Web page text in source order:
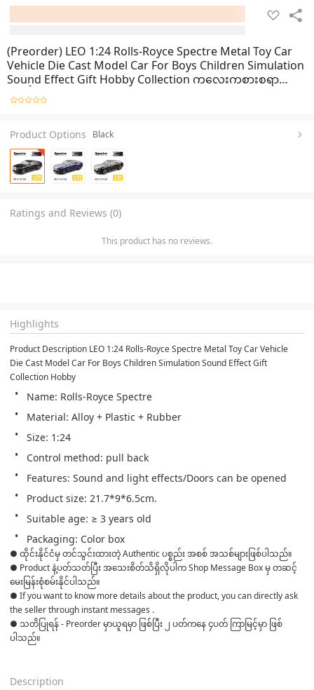
(Preorder) LEO 1:24 Rolls-Royce Spectre Metal Toy Car
Vehicle Die Cast Model Car For Boys Children Simulation
Sound Effect Gift Hobby Collection ကလေးကစားစရာ
အရုပ်
Product Options Black
Ratings and Reviews (0)
This product has no reviews.
Highlights
Product Description LEO 1:24 Rolls-Royce Spectre Metal Toy Car Vehicle
Die Cast Model Car For Boys Children Simulation Sound Effect Gift
Collection Hobby
Name: Rolls-Royce Spectre
Material: Alloy + Plastic + Rubber
Size: 1:24
Control method: pull back
Features: Sound and light effects/Doors can be opened
Product size: 21.7*9*6.5cm.
Suitable age: ≥ 3 years old
Packaging: Color box
● ထိုင်းနိုင်ငံမှ တင်သွင်းထားတဲ့ Authentic ပစ္စည်း အစစ် အသစ်များဖြစ်ပါသည်။
● Product နဲ့ပတ်သတ်ပြီး အသေးစိတ်သိရှိလိုပါက Shop Message Box မှ တဆင့်
မေးမြန်းစုံစမ်းနိုင်ပါသည်။
● If you want to know more details about the product, you can directly ask
the seller through instant messages .
● သတိပြုရန် - Preorder မှာယူရမှာ ဖြစ်ပြီး ၂ ပတ်ကနေ ၄ပတ် ကြာမြင့်မှာ ဖြစ်
ပါသည်။
Description